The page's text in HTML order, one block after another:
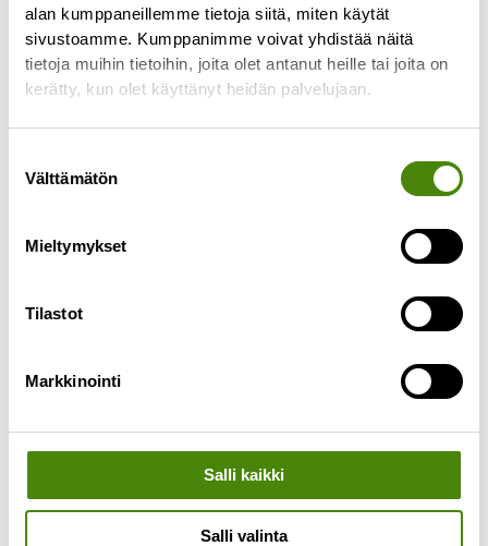
alan kumppaneillemme tietoja siitä, miten käytät
sivustoamme. Kumppanimme voivat yhdistää näitä
tietoja muihin tietoihin, joita olet antanut heille tai joita on
kerätty, kun olet käyttänyt heidän palvelujaan.
valinta
Välttämätön
Mieltymykset
Tilastot
Markkinointi
Salli kaikki
Salli valinta
Jäteastioiden toimituksissa
viivästyksiä
21.6.2023
Jäteastiatoimituksemme ovat ruuhkautuneet ja
ajan. Meille tulleiden jäteastiatilausten määrä on
Lue lisää »